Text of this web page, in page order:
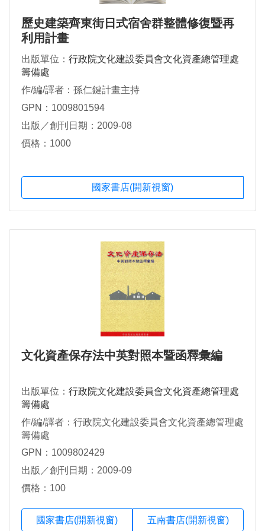
歷史建築齊東街日式宿舍群整體修復暨再
利用計畫
出版單位： 行政院文化建設委員會文化資產總管理處
籌備處
作/編/譯者：孫仁鍵計畫主持
GPN：1009801594
出版／創刊日期：2009-08
價格：1000
國家書店(開新視窗)
文化資產保存法中英對照本暨函釋彙編
出版單位： 行政院文化建設委員會文化資產總管理處
籌備處
作/編/譯者：行政院文化建設委員會文化資產總管理處
籌備處
GPN：1009802429
出版／創刊日期：2009-09
價格：100
國家書店(開新視窗) 五南書店(開新視窗)